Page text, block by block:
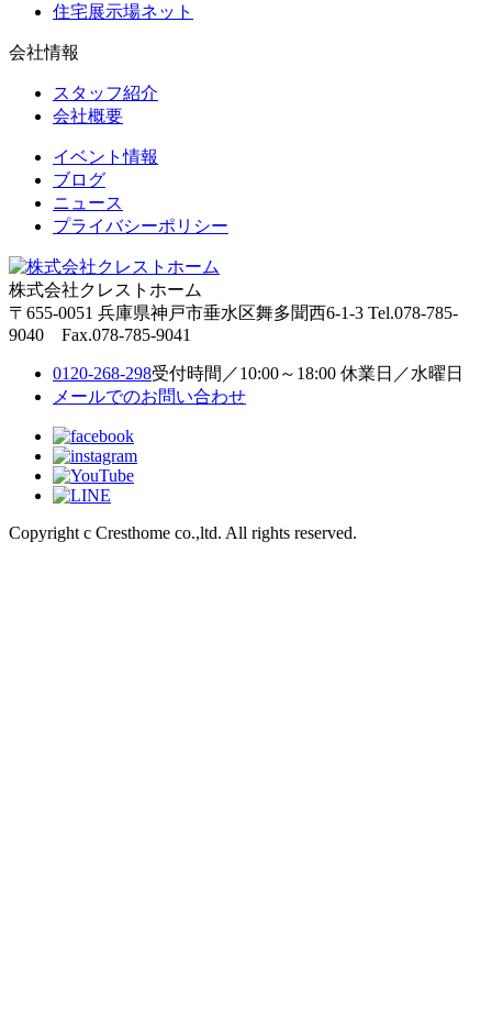
住宅展示場ネット
会社情報
スタッフ紹介
会社概要
イベント情報
ブログ
ニュース
プライバシーポリシー
株式会社クレストホーム
〒655-0051 兵庫県神戸市垂水区舞多聞西6-1-3 Tel.078-785-
9040 Fax.078-785-9041
0120-268-298受付時間／10:00～18:00 休業日／水曜日
メールでのお問い合わせ
Copyright c Cresthome co.,ltd. All rights reserved.